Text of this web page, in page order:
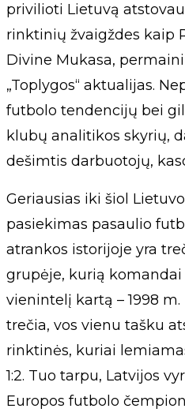
privilioti Lietuvą
rinktinių žvaigždes kaip
Divine Mukasa,
„Toplygos“ aktualijas.
futbolo tendencijų bei
klubų analitikos skyrių,
dešimtis darbuotojų,
Geriausias iki šiol
pasiekimas pasaulio
atrankos istorijoje yra
grupėje, kurią
vienintelį kartą – 1998
trečia, vos vienu tašku
rinktinės, kuriai
1:2. Tuo tarpu, Latvijos
Europos futbolo